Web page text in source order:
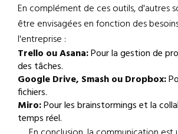
En complément de ces outils, d'autres
être envisagées en fonction des
l'entreprise :
Trello ou Asana:Pour la gestion de
des tâches.
Google Drive, Smash ou Dropbox:
fichiers.
Miro:Pour les brainstormings et la
temps réel.